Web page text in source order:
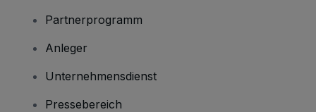
Partnerprogramm
Anleger
Unternehmensdienst
Pressebereich